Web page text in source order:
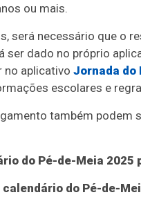
ou mais.
será necessário que o
dado no próprio
no aplicativo Jornada do
escolares e
também podem
do Pé-de-Meia 2025
do Pé-de-